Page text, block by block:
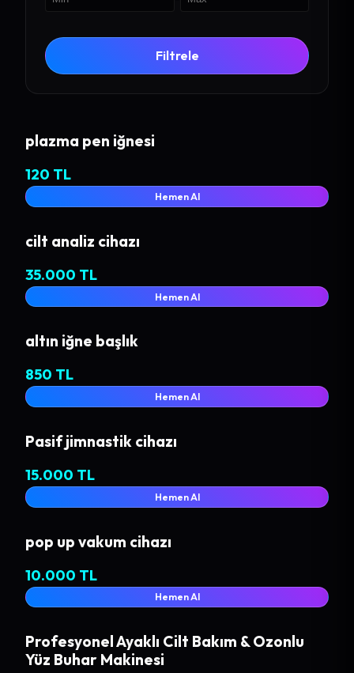
Filtrele
plazma pen iğnesi
120 TL
Hemen Al
cilt analiz cihazı
35.000 TL
Hemen Al
altın iğne başlık
850 TL
Hemen Al
Pasif jimnastik cihazı
15.000 TL
Hemen Al
pop up vakum cihazı
10.000 TL
Hemen Al
Profesyonel Ayaklı Cilt Bakım & Ozonlu
Yüz Buhar Makinesi